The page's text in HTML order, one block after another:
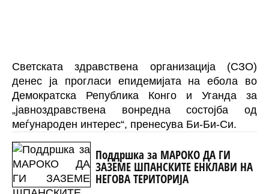
Светската здравствена организација (СЗО)
денес ја прогласи епидемијата на ебола во
Демократска Република Конго и Уганда за
„јавноздравствена вонредна состојба од
меѓународен интерес“, пренесува Би-Би-Си.
Поддршка за МАРОКО ДА ГИ
ЗАЗЕМЕ ШПАНСКИТЕ ЕНКЛАВИ НА
НЕГОВА ТЕРИТОРИЈА